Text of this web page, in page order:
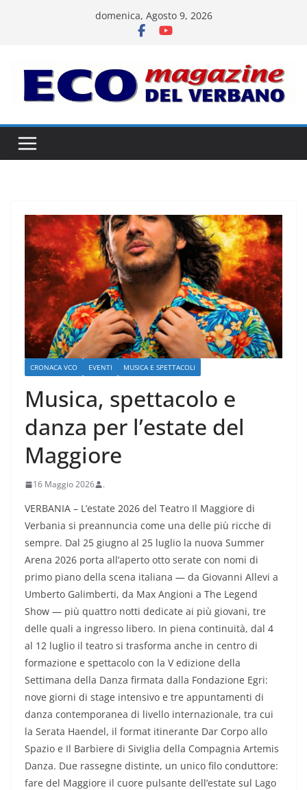
domenica, Agosto 9, 2026
CRONACA VCO EVENTI MUSICA E SPETTACOLI
Musica, spettacolo e
danza per l’estate del
Maggiore
16 Maggio 2026 .
VERBANIA – L’estate 2026 del Teatro Il Maggiore di
Verbania si preannuncia come una delle più ricche di
sempre. Dal 25 giugno al 25 luglio la nuova Summer
Arena 2026 porta all’aperto otto serate con nomi di
primo piano della scena italiana — da Giovanni Allevi a
Umberto Galimberti, da Max Angioni a The Legend
Show — più quattro notti dedicate ai più giovani, tre
delle quali a ingresso libero. In piena continuità, dal 4
al 12 luglio il teatro si trasforma anche in centro di
formazione e spettacolo con la V edizione della
Settimana della Danza firmata dalla Fondazione Egri:
nove giorni di stage intensivo e tre appuntamenti di
danza contemporanea di livello internazionale, tra cui
la Serata Haendel, il format itinerante Dar Corpo allo
Spazio e Il Barbiere di Siviglia della Compagnia Artemis
Danza. Due rassegne distinte, un unico filo conduttore:
fare del Maggiore il cuore pulsante dell’estate sul Lago